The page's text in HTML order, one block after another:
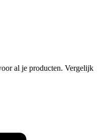
al je producten. Vergelijk